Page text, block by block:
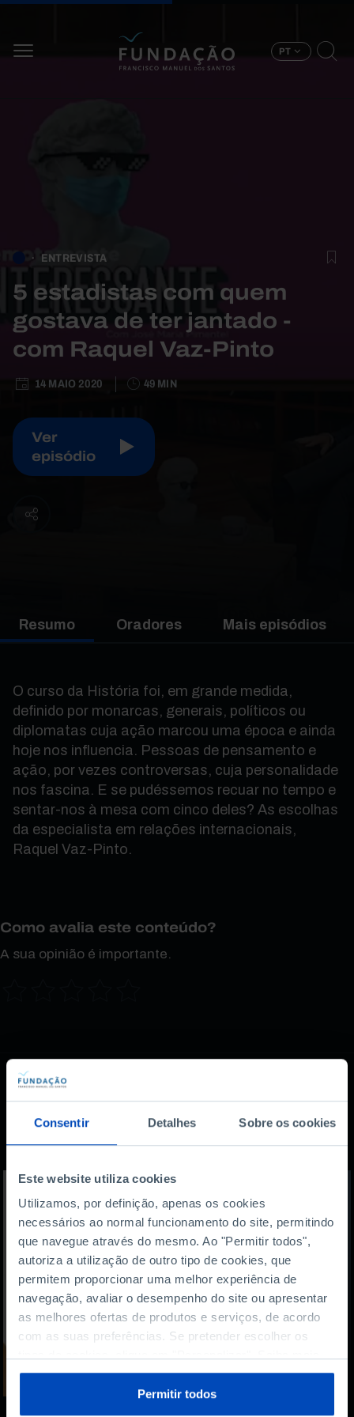
Consentir Detalhes Sobre os cookies
Este website utiliza cookies
Utilizamos, por definição, apenas os cookies
necessários ao normal funcionamento do site, permitindo
que navegue através do mesmo. Ao "Permitir todos",
autoriza a utilização de outro tipo de cookies, que
permitem proporcionar uma melhor experiência de
navegação, avaliar o desempenho do site ou apresentar
as melhores ofertas de produtos e serviços, de acordo
com as suas preferências. Se pretender escolher os
sobre cookies através da gestão de preferências ou da
Política de Cookies.
Permitir todos
PT
ENTREVISTA
5 estadistas com quem
gostava de ter jantado -
com Raquel Vaz-Pinto
14 MAIO 2020 49 MIN
Ver
episódio
Resumo Oradores Mais episódios
O curso da História foi, em grande medida,
definido por monarcas, generais, políticos ou
diplomatas cuja ação marcou uma época e ainda
hoje nos influencia. Pessoas de pensamento e
ação, por vezes controversas, cuja personalidade
nos fascina. E se pudéssemos recuar no tempo e
sentar-nos à mesa com cinco deles? As escolhas
da especialista em relações internacionais,
Raquel Vaz-Pinto.
Como avalia este conteúdo?
A sua opinião é importante.
Também lhe pode
interessar